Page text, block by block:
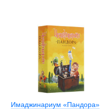
Имаджинариум «Пандора»